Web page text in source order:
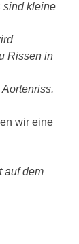
sind kleine
Rissen in
wir eine
auf dem